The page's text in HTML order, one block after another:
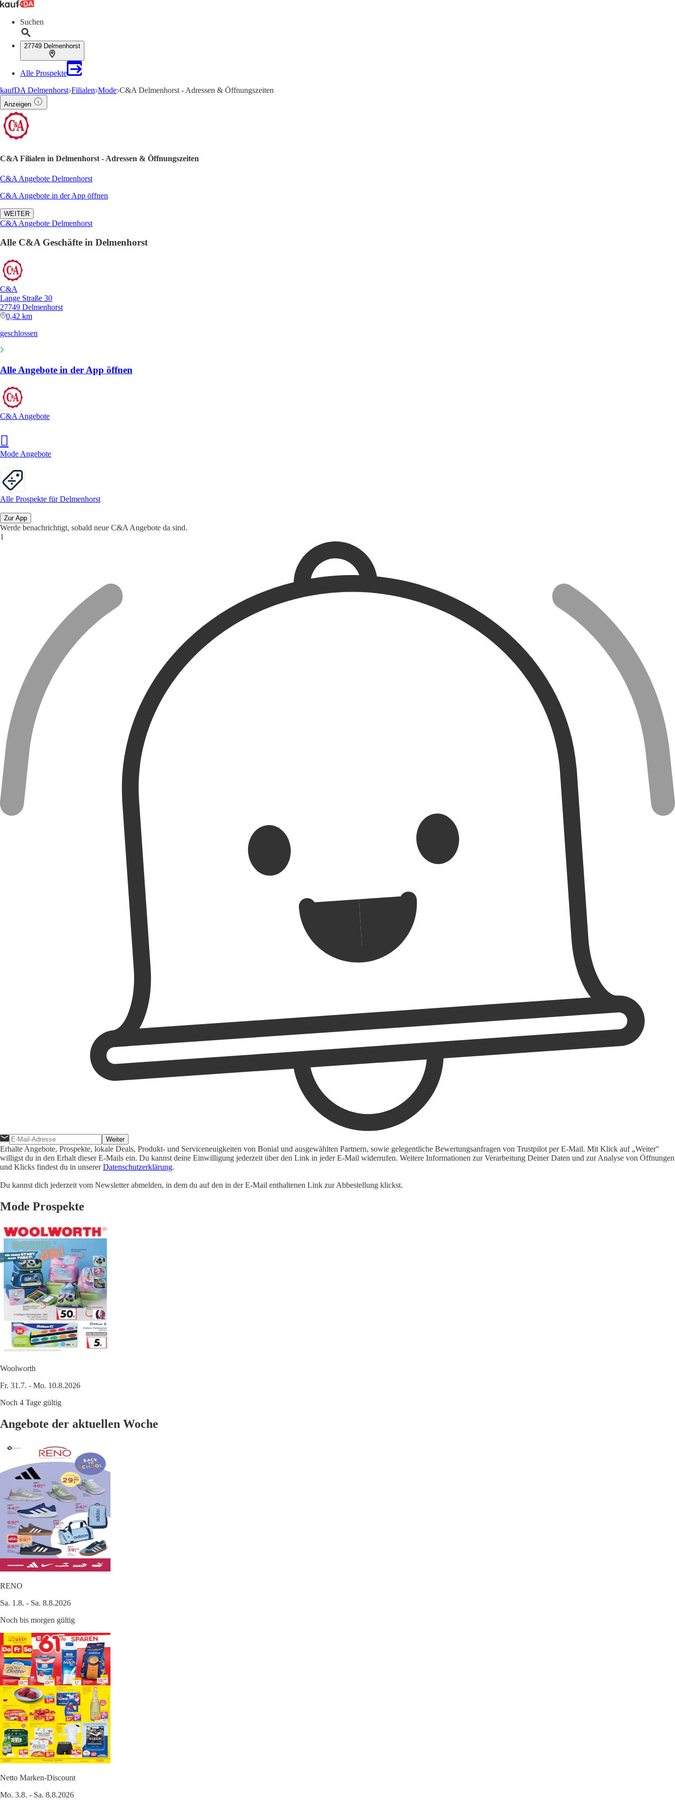
Suchen
27749 Delmenhorst
Alle Prospekte
kaufDA Delmenhorst Filialen Mode C&A Delmenhorst - Adressen & Öffnungszeiten
Anzeigen
C&A Filialen in Delmenhorst - Adressen & Öffnungszeiten
C&A Angebote Delmenhorst
C&A Angebote in der App öffnen
WEITER
C&A Angebote Delmenhorst
Alle C&A Geschäfte in Delmenhorst
C&A
Lange Straße 30
27749 Delmenhorst
0,42 km
geschlossen
Alle Angebote in der App öffnen
C&A Angebote
Mode Angebote
Alle Prospekte für Delmenhorst
Zur App
Werde benachrichtigt, sobald neue C&A Angebote da sind.
Weiter
Erhalte Angebote, Prospekte, lokale Deals, Produkt- und Serviceneuigkeiten von Bonial und ausgewählten Partnern, sowie gelegentliche Bewertungsanfragen von Trustpilot per E-Mail. Mit Klick auf „Weiter"
willigst du in den Erhalt dieser E-Mails ein. Du kannst deine Einwilligung jederzeit über den Link in jeder E-Mail widerrufen. Weitere Informationen zur Verarbeitung Deiner Daten und zur Analyse von Öffnungen
und Klicks findest du in unsererDatenschutzerklärung.
Du kannst dich jederzeit vom Newsletter abmelden, in dem du auf den in der E-Mail enthaltenen Link zur Abbestellung klickst.
Mode Prospekte
Woolworth
Fr. 31.7. - Mo. 10.8.2026
Noch 4 Tage gültig
Angebote der aktuellen Woche
RENO
Sa. 1.8. - Sa. 8.8.2026
Noch bis morgen gültig
Netto Marken-Discount
Mo. 3.8. - Sa. 8.8.2026